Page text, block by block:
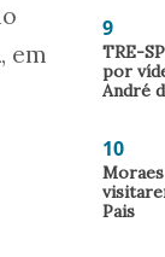
, em
9
TRE-
por
André
10
Pais